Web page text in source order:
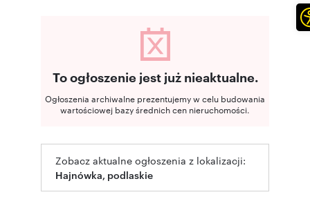
To ogłoszenie jest już nieaktualne.
Ogłoszenia archiwalne prezentujemy w celu budowania
wartościowej bazy średnich cen nieruchomości.
Zobacz aktualne ogłoszenia z lokalizacji:
Hajnówka, podlaskie